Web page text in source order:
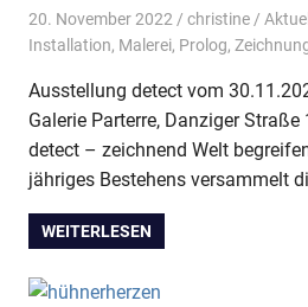
20. November 2022 christine
Installation, Malerei, Prolog,
Ausstellung detect vom
Galerie Parterre, Danziger
detect – zeichnend Welt
jähriges Bestehens versammelt
WEITERLESEN